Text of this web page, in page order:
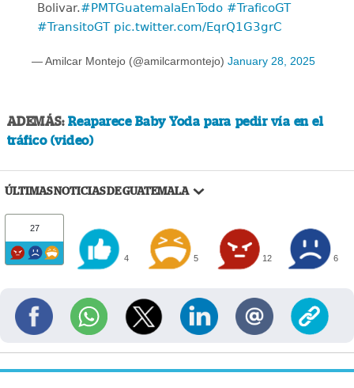
Bolivar.#PMTGuatemalaEnTodo #TraficoGT
#TransitoGT pic.twitter.com/EqrQ1G3grC
— Amilcar Montejo (@amilcarmontejo) January 28, 2025
ADEMÁS: Reaparece Baby Yoda para pedir vía en el
tráfico (video)
ÚLTIMAS NOTICIAS DE GUATEMALA
27
4 5 12 6